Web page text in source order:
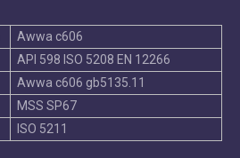
Awwa c606
API 598 ISO 5208 EN 12266
Awwa c606 gb5135.11
MSS SP67
ISO 5211